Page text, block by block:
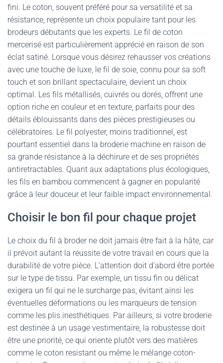
fini. Le coton, souvent préféré pour sa versatilité et sa
résistance, représente un choix populaire tant pour les
brodeurs débutants que les experts. Le fil de coton
mercerisé est particulièrement apprécié en raison de son
éclat satiné. Lorsque vous désirez rehausser vos créations
avec une touche de luxe, le fil de soie, connu pour sa soft
touch et son brillant spectaculaire, devient un choix
optimal. Les fils métallisés, cuivrés ou dorés, offrent une
option riche en couleur et en texture, parfaits pour des
détails éblouissants dans des pièces prestigieuses ou
célébratoires. Le fil polyester, moins traditionnel, est
pourtant essentiel dans la broderie machine en raison de
sa grande résistance à la déchirure et de ses propriétés
antiretractables. Quant aux adaptations plus écologiques,
les fils en bambou commencent à gagner en popularité
grâce à leur douceur et leur faible impact environnemental.
Choisir le bon fil pour chaque projet
Le choix du fil à broder ne doit jamais être fait à la hâte, car
il prévoit autant la réussite de votre travail en cours que la
durabilité de votre pièce. L’attention doit d’abord être portée
sur le type de tissu. Par exemple, un tissu fin ou délicat
exigera un fil qui ne le surcharge pas, évitant ainsi les
éventuelles déformations ou les marqueurs de tension
comme les plis inesthétiques. Par ailleurs, si votre broderie
est destinée à un usage vestimentaire, la robustesse doit
être une priorité, ce qui oriente plutôt vers des matières
comme le coton resistant ou même le mélange coton-